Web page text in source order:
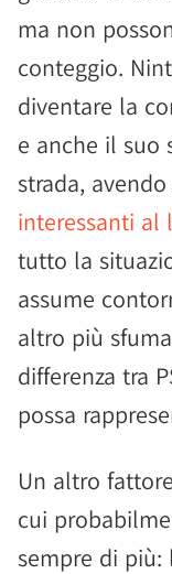
ma non
conteggio.
diventare la
e anche il suo
strada,
interessanti al
tutto la
assume
altro più
differenza tra
possa
Un altro
cui
sempre di più: